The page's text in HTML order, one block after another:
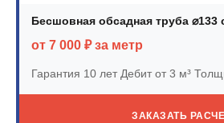
Бесшовная обсадная труба ⌀133
от 7 000 ₽ за метр
Гарантия 10 летДебит от 3 м³
ЗАКАЗАТЬ